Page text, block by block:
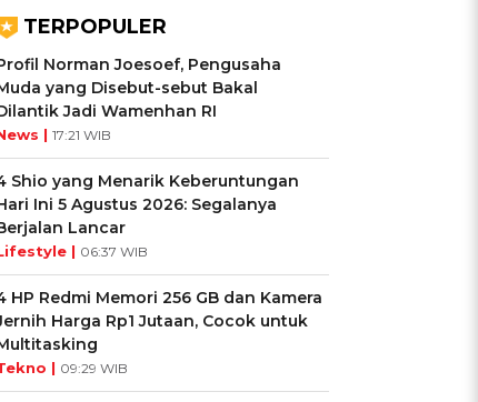
TERPOPULER
Norman Joesoef, Pengusaha
yang Disebut-sebut Bakal
Jadi Wamenhan RI
| 17:21 WIB
Shio yang Menarik Keberuntungan
Ini 5 Agustus 2026: Segalanya
Lancar
| 06:37 WIB
HP Redmi Memori 256 GB dan Kamera
Harga Rp1 Jutaan, Cocok untuk
| 09:29 WIB